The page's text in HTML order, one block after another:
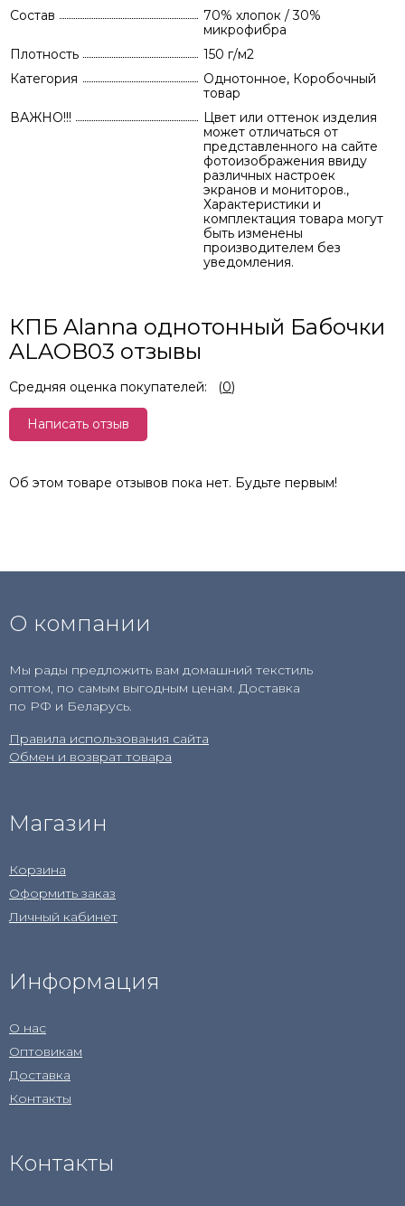
Состав
70% хлопок / 30%
микрофибра
Плотность
150 г/м2
Категория
Однотонное, Коробочный
товар
ВАЖНО!!!
Цвет или оттенок изделия
может отличаться от
представленного на сайте
фотоизображения ввиду
различных настроек
экранов и мониторов.,
Характеристики и
комплектация товара могут
быть изменены
производителем без
уведомления.
КПБ Alanna однотонный Бабочки
ALAOB03 отзывы
Средняя оценка покупателей: (0)
Написать отзыв
Об этом товаре отзывов пока нет. Будьте первым!
О компании
Мы рады предложить вам домашний текстиль
оптом, по самым выгодным ценам. Доставка
по РФ и Беларусь.
Правила использования сайта
Обмен и возврат товара
Магазин
Корзина
Оформить заказ
Личный кабинет
Информация
О нас
Оптовикам
Доставка
Контакты
Контакты